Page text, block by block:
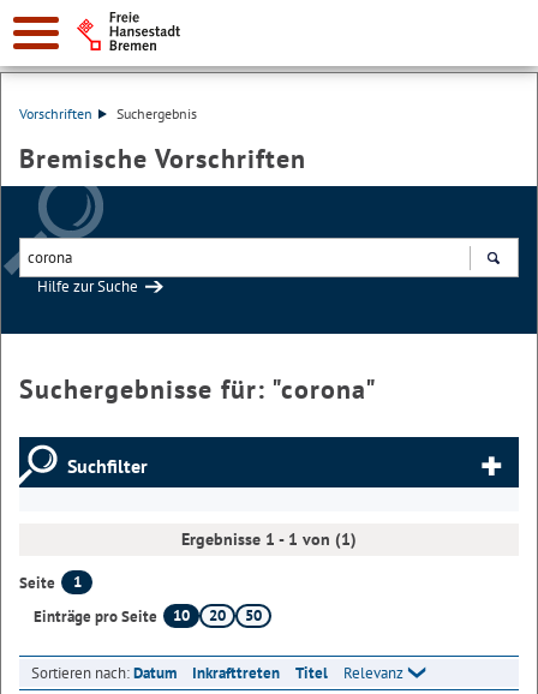
Vorschriften Suchergebnis
Bremische Vorschriften
Hilfe zur Suche
Suchergebnisse für: "corona"
Suchfilter
Ergebnisse 1 - 1 von (1)
Seite
1
Einträge pro Seite
10 20 50
Sortieren nach:Datum Inkrafttreten Titel Relevanz